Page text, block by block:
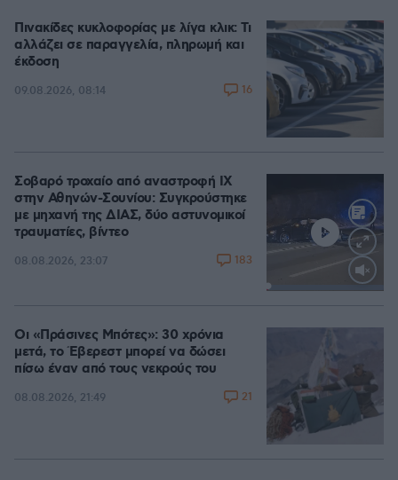
Πινακίδες κυκλοφορίας με λίγα κλικ: Τι
αλλάζει σε παραγγελία, πληρωμή και
έκδοση
09.08.2026, 08:14 16
Σοβαρό τροχαίο από αναστροφή ΙΧ
στην Αθηνών-Σουνίου: Συγκρούστηκε
με μηχανή της ΔΙΑΣ, δύο αστυνομικοί
τραυματίες, βίντεο
08.08.2026, 23:07 183
Οι «Πράσινες Μπότες»: 30 χρόνια
μετά, το Έβερεστ μπορεί να δώσει
πίσω έναν από τους νεκρούς του
08.08.2026, 21:49 21